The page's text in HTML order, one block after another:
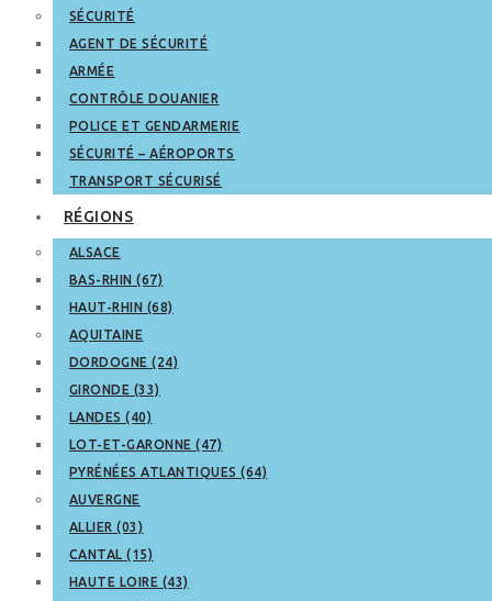
SÉCURITÉ
AGENT DE SÉCURITÉ
ARMÉE
CONTRÔLE DOUANIER
POLICE ET GENDARMERIE
SÉCURITÉ – AÉROPORTS
TRANSPORT SÉCURISÉ
RÉGIONS
ALSACE
BAS-RHIN (67)
HAUT-RHIN (68)
AQUITAINE
DORDOGNE (24)
GIRONDE (33)
LANDES (40)
LOT-ET-GARONNE (47)
PYRÉNÉES ATLANTIQUES (64)
AUVERGNE
ALLIER (03)
CANTAL (15)
HAUTE LOIRE (43)